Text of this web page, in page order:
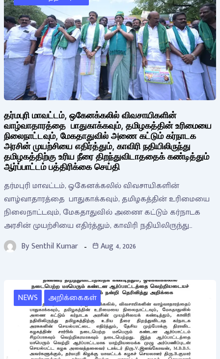
தர்மபுரி மாவட்டம், ஒகேனக்கலில் விவசாயிகளின்
வாழ்வாதாரத்தை பாதுகாக்கவும், தமிழகத்தின் உரிமையை
நிலைநாட்டவும், மேகதாதுவில் அணை கட்டும் கர்நாடக
அரசின் முயற்சியை எதிர்த்தும், காவிரி நதியிலிருந்து
தமிழகத்திற்கு உரிய நீரை திறந்துவிடாததைக் கண்டித்தும்
ஆர்ப்பாட்டம் பத்திரிக்கை செய்தி
தர்மபுரி மாவட்டம், ஒகேனக்கலில் விவசாயிகளின்
வாழ்வாதாரத்தை பாதுகாக்கவும், தமிழகத்தின் உரிமையை
நிலைநாட்டவும், மேகதாதுவில் அணை கட்டும் கர்நாடக
அரசின் முயற்சியை எதிர்த்தும், காவிரி நதியிலிருந்து…
BySenthil Kumar Aug 4, 2026
NEWS அறிக்கைகள்